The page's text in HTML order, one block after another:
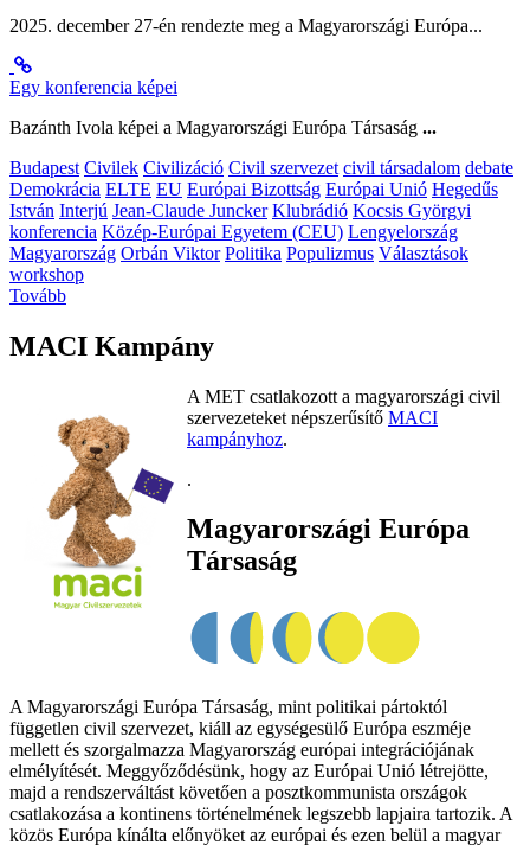
2025. december 27-én rendezte meg a Magyarországi Európa...
Egy konferencia képei
Bazánth Ivola képei a Magyarországi Európa Társaság ...
Budapest Civilek Civilizáció Civil szervezet civil társadalom debate
Demokrácia ELTE EU Európai Bizottság Európai Unió Hegedűs
István Interjú Jean-Claude Juncker Klubrádió Kocsis Györgyi
konferencia Közép-Európai Egyetem (CEU) Lengyelország
Magyarország Orbán Viktor Politika Populizmus Választások
workshop
Tovább
MACI Kampány
A MET csatlakozott a magyarországi civil
szervezeteket népszerűsítő MACI
kampányhoz.
.
Magyarországi Európa
Társaság
A Magyarországi Európa Társaság, mint politikai pártoktól
független civil szervezet, kiáll az egységesülő Európa eszméje
mellett és szorgalmazza Magyarország európai integrációjának
elmélyítését. Meggyőződésünk, hogy az Európai Unió létrejötte,
majd a rendszerváltást követően a posztkommunista országok
csatlakozása a kontinens történelmének legszebb lapjaira tartozik. A
közös Európa kínálta előnyöket az európai és ezen belül a magyar